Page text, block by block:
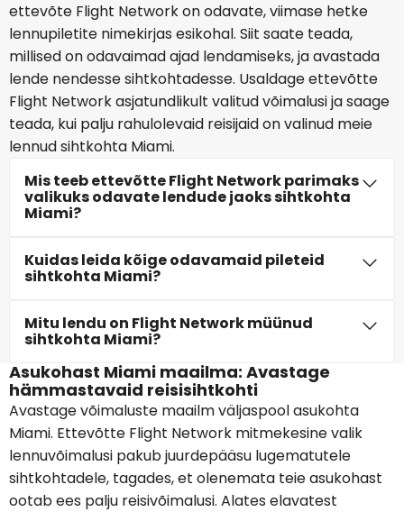
ettevõte Flight Network on odavate, viimase hetke
lennupiletite nimekirjas esikohal. Siit saate teada,
millised on odavaimad ajad lendamiseks, ja avastada
lende nendesse sihtkohtadesse. Usaldage ettevõtte
Flight Network asjatundlikult valitud võimalusi ja saage
teada, kui palju rahulolevaid reisijaid on valinud meie
lennud sihtkohta Miami.
Mis teeb ettevõtte Flight Network parimaks
valikuks odavate lendude jaoks sihtkohta
Miami?
Kuidas leida kõige odavamaid pileteid
sihtkohta Miami?
Mitu lendu on Flight Network müünud
sihtkohta Miami?
Asukohast Miami maailma: Avastage
hämmastavaid reisisihtkohti
Avastage võimaluste maailm väljaspool asukohta
Miami. Ettevõtte Flight Network mitmekesine valik
lennuvõimalusi pakub juurdepääsu lugematutele
sihtkohtadele, tagades, et olenemata teie asukohast
ootab ees palju reisivõimalusi. Alates elavatest